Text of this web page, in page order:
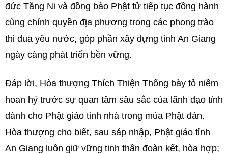
đức Tăng Ni và đồng bào Phật tử tiếp tục đồng hành
cùng chính quyền địa phương trong các phong trào
thi đua yêu nước, góp phần xây dựng tỉnh An Giang
ngày càng phát triển bền vững.
Đáp lời, Hòa thượng Thích Thiện Thống bày tỏ niềm
hoan hỷ trước sự quan tâm sâu sắc của lãnh đạo tỉnh
dành cho Phật giáo tỉnh nhà trong mùa Phật đản.
Hòa thượng cho biết, sau sáp nhập, Phật giáo tỉnh
An Giang luôn giữ vững tinh thần đoàn kết, hòa hợp;